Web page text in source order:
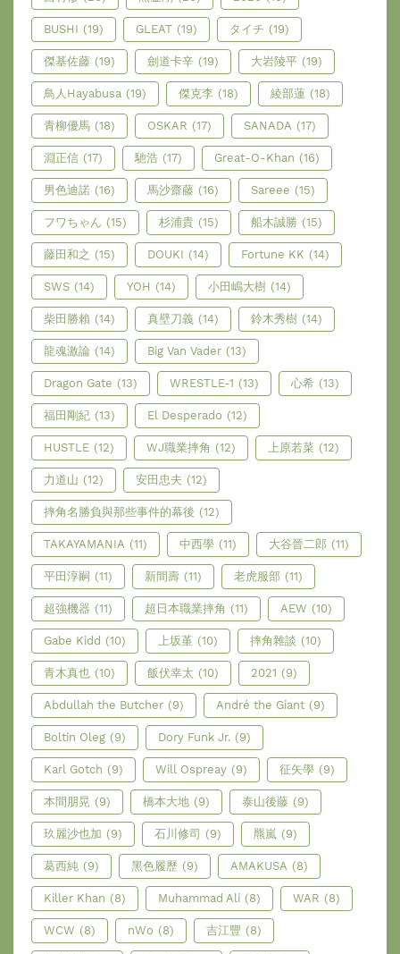
BUSHI (19) GLEAT (19) タイチ (19)
傑基佐藤 (19) 劍道卡辛 (19) 大岩陵平 (19)
鳥人Hayabusa (19) 傑克李 (18) 綾部蓮 (18)
青柳優馬 (18) OSKAR (17) SANADA (17)
淵正信 (17) 馳浩 (17) Great-O-Khan (16)
男色迪諾 (16) 馬沙齋藤 (16) Sareee (15)
フワちゃん (15) 杉浦貴 (15) 船木誠勝 (15)
藤田和之 (15) DOUKI (14) Fortune KK (14)
SWS (14) YOH (14) 小田嶋大樹 (14)
柴田勝賴 (14) 真壁刀義 (14) 鈴木秀樹 (14)
龍魂激論 (14) Big Van Vader (13)
Dragon Gate (13) WRESTLE-1 (13) 心希 (13)
福田剛紀 (13) El Desperado (12)
HUSTLE (12) WJ職業摔角 (12) 上原若菜 (12)
力道山 (12) 安田忠夫 (12)
摔角名勝負與那些事件的幕後 (12)
TAKAYAMANIA (11) 中西學 (11) 大谷晉二郎 (11)
平田淳嗣 (11) 新間壽 (11) 老虎服部 (11)
超強機器 (11) 超日本職業摔角 (11) AEW (10)
Gabe Kidd (10) 上坂堇 (10) 摔角雜談 (10)
青木真也 (10) 飯伏幸太 (10) 2021 (9)
Abdullah the Butcher (9) André the Giant (9)
Boltin Oleg (9) Dory Funk Jr. (9)
Karl Gotch (9) Will Ospreay (9) 征矢學 (9)
本間朋晃 (9) 橋本大地 (9) 泰山後藤 (9)
玖麗沙也加 (9) 石川修司 (9) 羆嵐 (9)
葛西純 (9) 黑色履歷 (9) AMAKUSA (8)
Killer Khan (8) Muhammad Ali (8) WAR (8)
WCW (8) nWo (8) 吉江豐 (8)